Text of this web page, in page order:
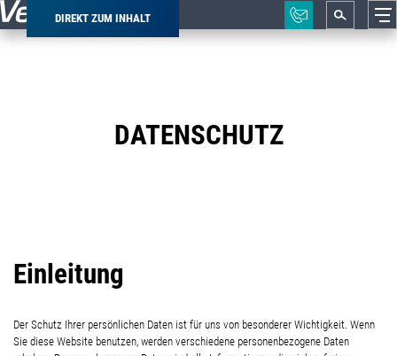
DIREKT ZUM INHALT
Pfadnavigation
DATENSCHUTZ
Einleitung
Der Schutz Ihrer persönlichen Daten ist für uns von besonderer Wichtigkeit. Wenn
Sie diese Website benutzen, werden verschiedene personenbezogene Daten